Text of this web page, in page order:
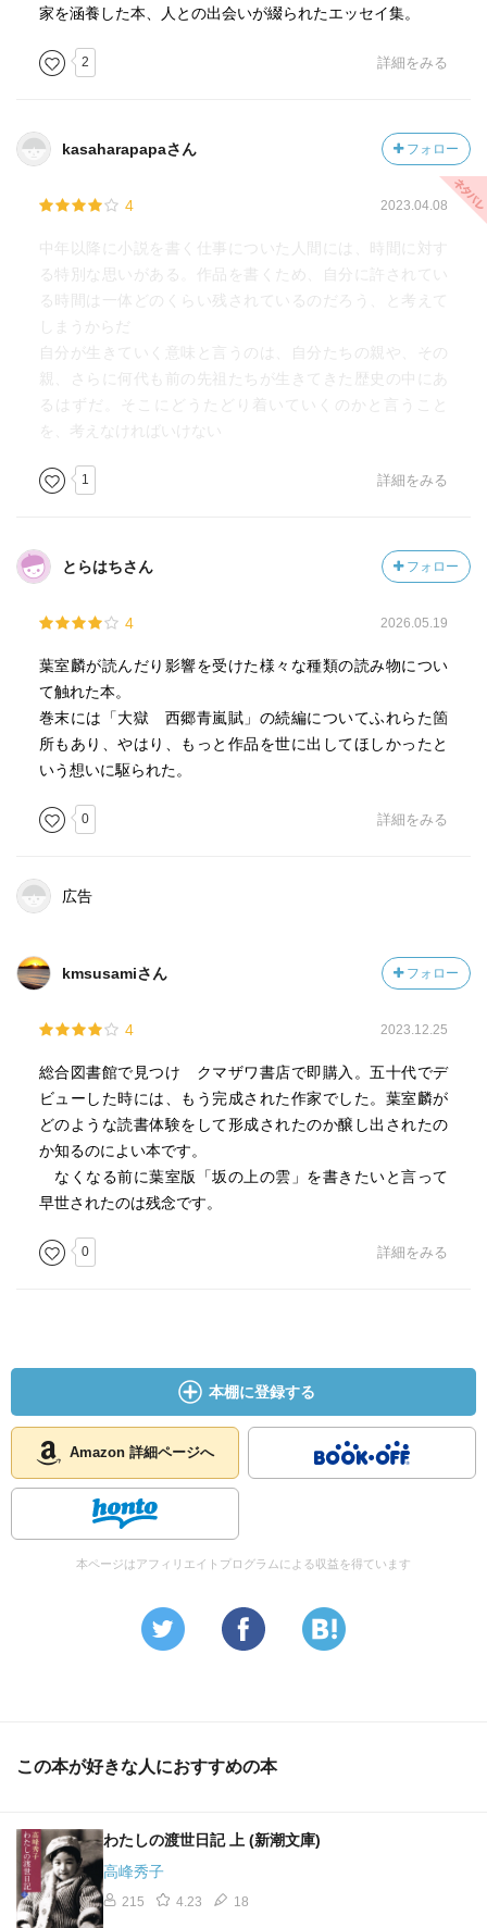
家を涵養した本、人との出会いが綴られたエッセイ集。
2 詳細をみる
kasaharapapaさん フォロー
4 2023.04.08
中年以降に小説を書く仕事についた人間には、時間に対す
る特別な思いがある。作品を書くため、自分に許されてい
る時間は一体どのくらい残されているのだろう、と考えて
しまうからだ
自分が生きていく意味と言うのは、自分たちの親や、その
親、さらに何代も前の先祖たちが生きてきた歴史の中にあ
るはずだ。そこにどうたどり着いていくのかと言うこと
を、考えなければいけない
1 詳細をみる
とらはちさん フォロー
4 2026.05.19
葉室麟が読んだり影響を受けた様々な種類の読み物につい
て触れた本。
巻末には「大獄 西郷青嵐賦」の続編についてふれらた箇
所もあり、やはり、もっと作品を世に出してほしかったと
いう想いに駆られた。
0 詳細をみる
広告
kmsusamiさん フォロー
4 2023.12.25
総合図書館で見つけ クマザワ書店で即購入。五十代でデ
ビューした時には、もう完成された作家でした。葉室麟が
どのような読書体験をして形成されたのか醸し出されたの
か知るのによい本です。
なくなる前に葉室版「坂の上の雲」を書きたいと言って
早世されたのは残念です。
0 詳細をみる
本棚に登録する
Amazon 詳細ページへ
本ページはアフィリエイトプログラムによる収益を得ています
この本が好きな人におすすめの本
わたしの渡世日記 上 (新潮文庫)
高峰秀子
215 4.23 18